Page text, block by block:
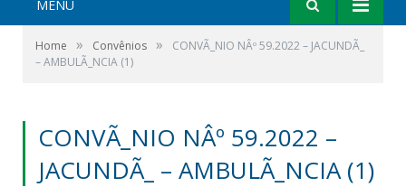
MENU
Home » Convênios »
CONVÃ_NIO NÂº 59.2022 – JACUNDÃ_
– AMBULÃ_NCIA (1)
CONVÃ_NIO NÂº 59.2022 –
JACUNDÃ_ – AMBULÃ_NCIA (1)